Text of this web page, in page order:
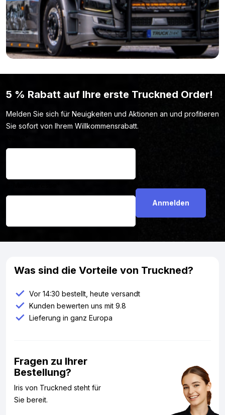
5 % Rabatt auf Ihre erste Truckned Order!
Melden Sie sich für Neuigkeiten und Aktionen an und profitieren
Sie sofort von Ihrem Willkommensrabatt.
Was sind die Vorteile von Truckned?
Vor 14:30 bestellt, heute versandt
Kunden bewerten uns mit 9.8
Lieferung in ganz Europa
Fragen zu Ihrer
Bestellung?
Iris von Truckned steht für
Sie bereit.